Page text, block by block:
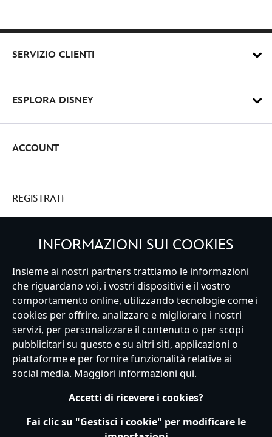
SERVIZIO CLIENTI
ESPLORA DISNEY
ACCOUNT
REGISTRATI
Italy
Servizio Clienti Termini d'Uso Trova Negozio
Mappa del Sito
Normativa Europea sul trattamento dei dati personali
Informativa sulla privacy
Politica dei Cookie
Informativa sulla privacy UE
Termini e Condizioni generali
Gestisci le impostazioni dei Cookies
s172 Statements
INFORMAZIONI SUI COOKIES
Insieme ai nostri partners trattiamo le informazioni
che riguardano voi, i vostri dispositivi e il vostro
comportamento online, utilizzando tecnologie come i
cookies per offrire, analizzare e migliorare i nostri
servizi, per personalizzare il contenuto o per scopi
pubblicitari su questo e su altri siti, applicazioni o
piattaforme e per fornire funzionalità relative ai
social media. Maggiori informazioni qui.
Accetti di ricevere i cookies?
Fai clic su "Gestisci i cookie" per modificare le